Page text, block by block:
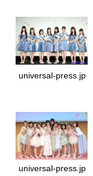
universal-press.jp
universal-press.jp